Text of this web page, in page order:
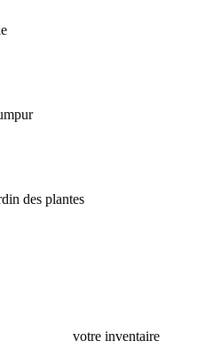
des plantes
votre inventaire